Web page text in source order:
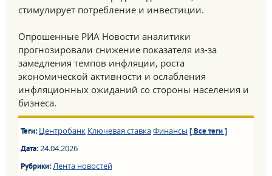
стимулирует потребление и инвестиции.
Опрошенные РИА Новости аналитики
прогнозировали снижение показателя из-за
замедления темпов инфляции, роста
экономической активности и ослабления
инфляционных ожиданий со стороны населения и
бизнеса.
Теги: Центробанк Ключевая ставкаФинансы [ Все теги ]
Дата:24.04.2026
Рубрики:Лента новостей